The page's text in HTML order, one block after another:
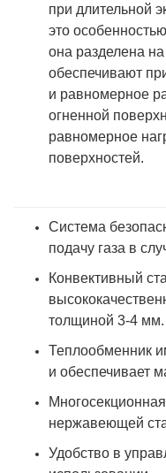
при длительной
это
она разделена
обеспечивают
и равномерное
огненной
равномерное
поверхностей.
Система
подачу газа в
Конвективный
толщиной 3-4 мм.
Теплообменник
и обеспечивает
нержавеющей
Удобство в